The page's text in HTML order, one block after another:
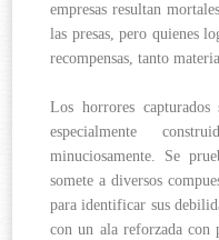
empresas resultan
las presas, pero quienes
recompensas, tanto
Los horrores
especialmente
minuciosamente. Se
somete a diversos
para identificar sus
con un ala reforzada con